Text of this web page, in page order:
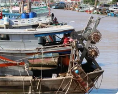
tài chính